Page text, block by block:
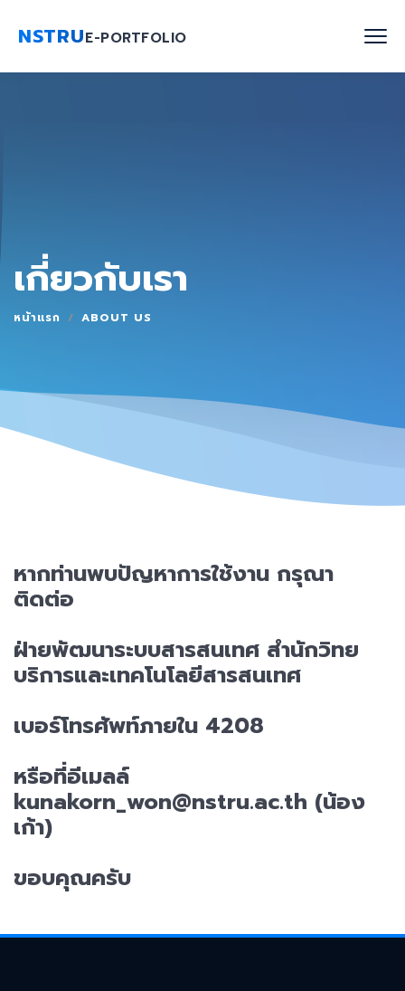
NSTRUE-PORTFOLIO
Blog
เกี่ยวกับเรา
หน้าแรก ABOUT US
หากท่านพบปัญหาการใช้งาน กรุณา
ติดต่อ
ฝ่ายพัฒนาระบบสารสนเทศ สำนักวิทย
บริการและเทคโนโลยีสารสนเทศ
เบอร์โทรศัพท์ภายใน 4208
หรือที่อีเมลล์
kunakorn_won@nstru.ac.th (น้อง
เก้า)
ขอบคุณครับ